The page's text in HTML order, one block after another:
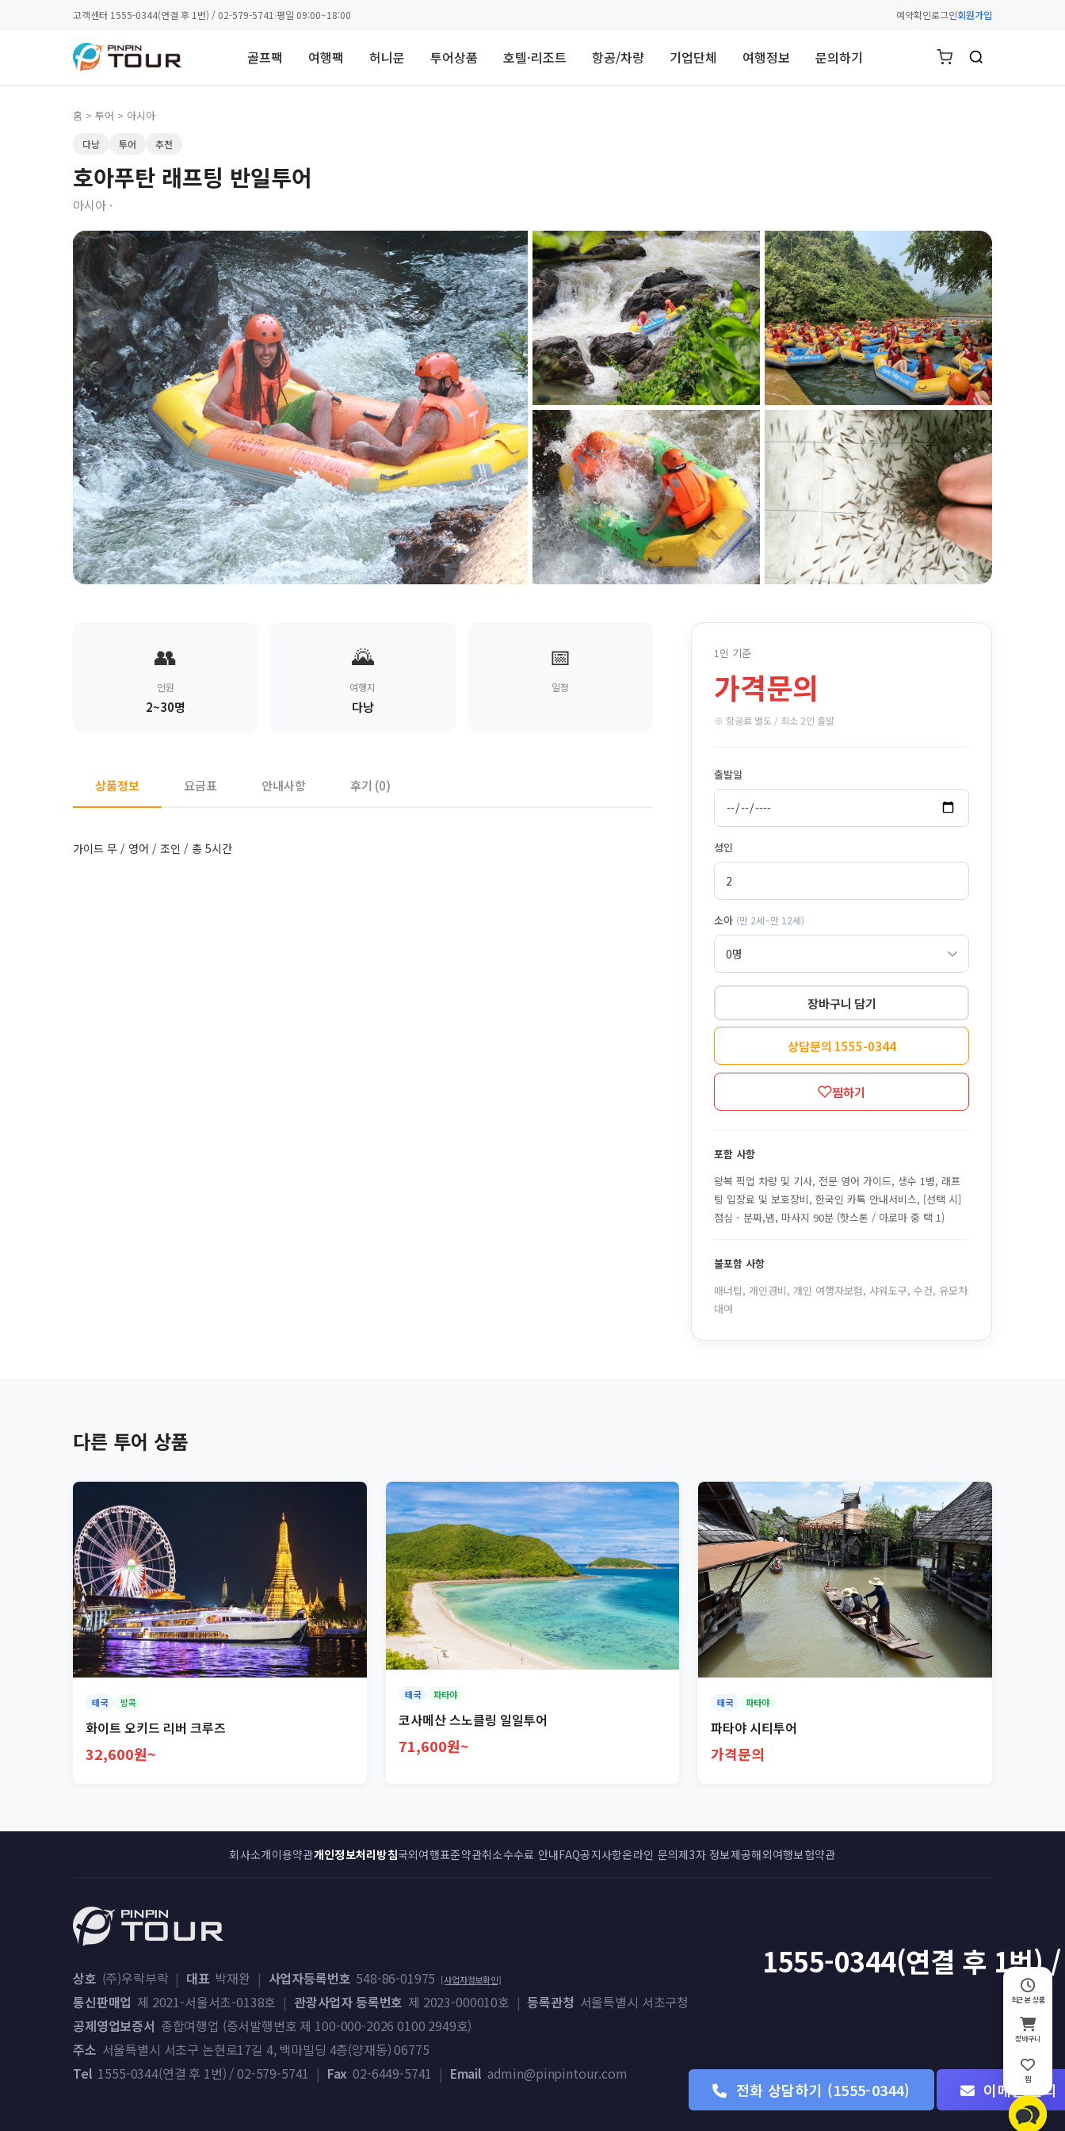
고객센터 1555-0344(연결 후 1번) / 02-579-5741 |평일 09:00~18:00 예약확인로그인회원가입
골프팩 여행팩 허니문 투어상품 호텔·리조트 항공/차량 기업단체 여행정보 문의하기
홈 > 투어 > 아시아
다낭 투어 추천
호아푸탄 래프팅 반일투어
아시아 ·
👥
인원
2~30명
🌄
여행지
다낭
📅
일정
상품정보 요금표 안내사항 후기 (0)
가이드 무 / 영어 / 조인 / 총 5시간
1인 기준
가격문의
※ 항공료 별도 / 최소 2인 출발
출발일
성인
소아 (만 2세~만 12세)
장바구니 담기
상담문의 1555-0344
찜하기
포함 사항
왕복 픽업 차량 및 기사, 전문 영어 가이드, 생수 1병, 래프
팅 입장료 및 보호장비, 한국인 카톡 안내서비스, [선택 시]
점심 - 분짜,넴, 마사지 90분 (핫스톤 / 아로마 중 택 1)
불포함 사항
매너팁, 개인경비, 개인 여행자보험, 샤워도구, 수건, 유모차
대여
다른 투어 상품
태국 방콕
화이트 오키드 리버 크루즈
32,600원~
태국 파타야
코사메산 스노클링 일일투어
71,600원~
태국 파타야
파타야 시티투어
가격문의
회사소개이용약관개인정보처리방침국외여행표준약관취소수수료 안내FAQ공지사항온라인 문의제3자 정보제공해외여행보험약관
상호 (주)우락부락 | 대표 박재완 | 사업자등록번호 548-86-01975 [사업자정보확인]
통신판매업 제 2021-서울서초-0138호 | 관광사업자 등록번호 제 2023-000010호 | 등록관청 서울특별시 서초구청
공제영업보증서 종합여행업 (증서발행번호 제 100-000-2026 0100 2949호)
주소 서울특별시 서초구 논현로17길 4, 백마빌딩 4층(양재동) 06775
Tel 1555-0344(연결 후 1번) / 02-579-5741 | Fax 02-6449-5741 | Email admin@pinpintour.com
1555-0344(연결 후 1번)
전화 상담하기 (1555-0344) 이메일 문의
최근 본 상품
장바구니
찜